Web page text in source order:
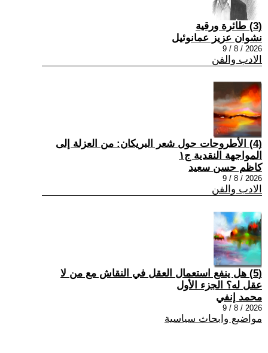
(3) طائرة ورقية
نشوان عزيز عمانوئيل
2026 / 8 / 9
الادب والفن
(4) الأطروحات حول شعر البريكان: من العزلة إلى
المواجهة النقدية ج١
كاظم حسن سعيد
2026 / 8 / 9
الادب والفن
(5) هل ينفع استعمال العقل في النقاش مع من لا
عقل له؟ الجزء الأول
محمد إنفي
2026 / 8 / 9
مواضيع وابحاث سياسية